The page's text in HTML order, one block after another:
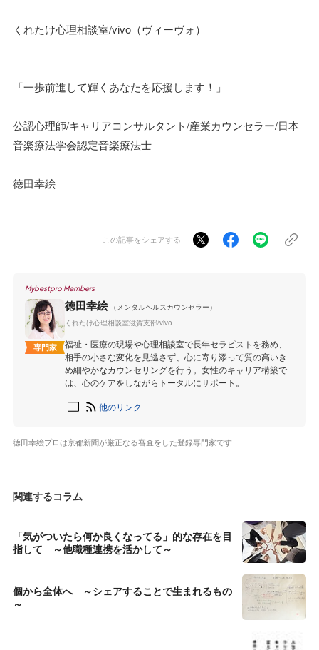
くれたけ心理相談室/vivo（ヴィーヴォ）
「一歩前進して輝くあなたを応援します！」
公認心理師/キャリアコンサルタント/産業カウンセラー/日本
音楽療法学会認定音楽療法士
徳田幸絵
この記事をシェアする
Mybestpro Members
専門家
徳田幸絵
（メンタルヘルスカウンセラー）
くれたけ心理相談室滋賀支部/vivo
福祉・医療の現場や心理相談室で長年セラピストを務め、
相手の小さな変化を見逃さず、心に寄り添って質の高いき
め細やかなカウンセリングを行う。女性のキャリア構築で
は、心のケアをしながらトータルにサポート。
他のリンク
徳田幸絵プロは京都新聞が厳正なる審査をした登録専門家です
関連するコラム
「気がついたら何か良くなってる」的な存在を目
指して ～他職種連携を活かして～
個から全体へ ～シェアすることで生まれるもの
～